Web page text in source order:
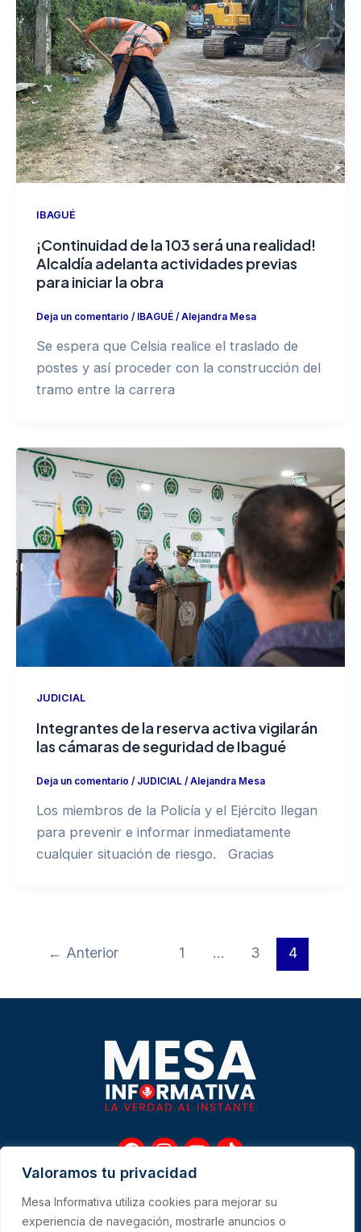
Valoramos tu privacidad
Mesa Informativa utiliza cookies para mejorar su
experiencia de navegación, mostrarle anuncios o
IBAGUÉ
¡Continuidad de la 103 será una realidad!
Alcaldía adelanta actividades previas
para iniciar la obra
Deja un comentario / IBAGUÉ/ Alejandra Mesa
Se espera que Celsia realice el traslado de
postes y así proceder con la construcción del
tramo entre la carrera
JUDICIAL
Integrantes de la reserva activa vigilarán
las cámaras de seguridad de Ibagué
Deja un comentario / JUDICIAL/ Alejandra Mesa
Los miembros de la Policía y el Ejército llegan
para prevenir e informar inmediatamente
cualquier situación de riesgo. Gracias
← Anterior 1 … 3 4
F
a
c
e
b
I
n
s
t
a
Y
u
t
u
T
t
o